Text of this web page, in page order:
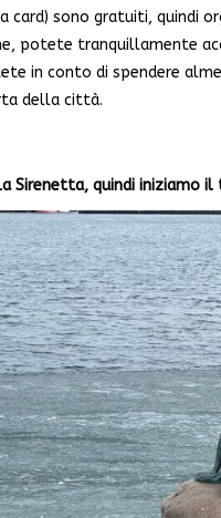
card) sono gratuiti, quindi
potete tranquillamente
in conto di spendere
della città.
Sirenetta, quindi iniziamo